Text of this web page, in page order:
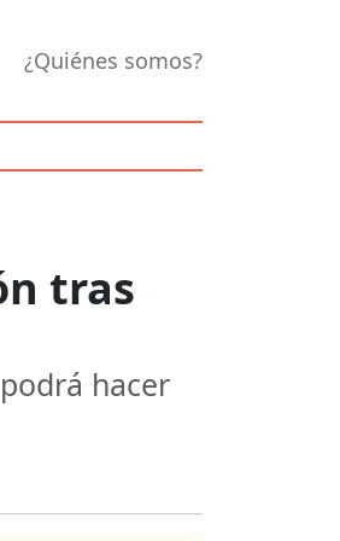
¿Quiénes somos?
tras
hacer